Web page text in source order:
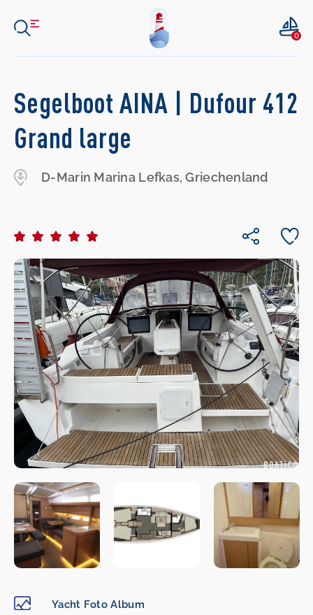
0
Segelboot AINA | Dufour 412
Grand large
D-Marin Marina Lefkas, Griechenland
Yacht Foto Album